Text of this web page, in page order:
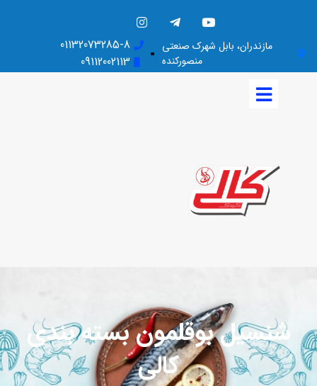
مازندران، بابل شهرک صنعتی
منصورکنده
01132073285-8
09112002113
شنسیل بوقلمون بسته بندی
کالی